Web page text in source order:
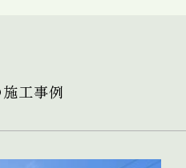
工事例